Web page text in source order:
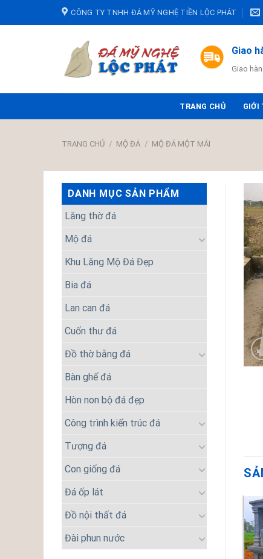
to
CÔNG TY TNHH ĐÁ MỸ NGHỆ TIỀN LỘC PHÁT
Giao
Giao
TRANG CHỦ GIỚI
TRANG CHỦ / MỘ ĐÁ / MỘ ĐÁ MỘT MÁI
DANH MỤC SẢN PHẨM
Lăng thờ đá
Mộ đá
Khu Lăng Mộ Đá Đẹp
Bia đá
Lan can đá
Cuốn thư đá
Đồ thờ bằng đá
Bàn ghế đá
Hòn non bộ đá đẹp
Công trình kiến trúc đá
Tượng đá
Con giống đá
Đá ốp lát
Đồ nội thất đá
Đài phun nước